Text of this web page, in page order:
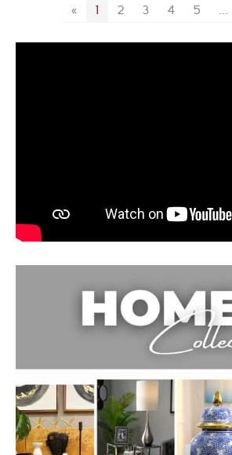
« 2 3 4 5